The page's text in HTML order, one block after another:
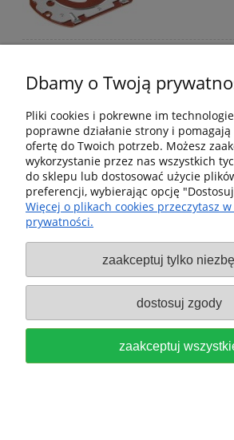
FESTOOL Szablon
frezowania (System
krawędzi) OF-FH 2200
Festool Frezarka
górnowrzecionowa OF
Dbamy o Twoją
Pliki cookies i pokrewne im
poprawne działanie strony i
ofertę do Twoich potrzeb. Możesz
wykorzystanie przez nas wszystkich
do sklepu lub dostosować użycie
preferencji, wybierając opcję
Więcej o plikach cookies przeczytasz
prywatności.
zaakceptuj tylko
dostosuj zgody
zaakceptuj